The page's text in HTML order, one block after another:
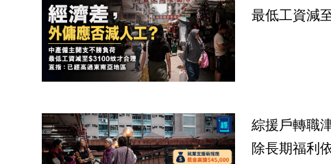
最低工資減
綜援戶轉職
除長期福利